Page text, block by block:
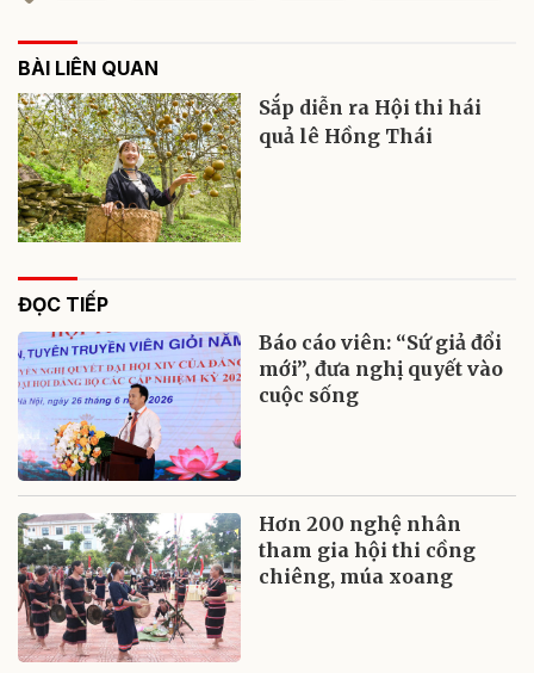
BÀI LIÊN QUAN
Sắp diễn ra Hội thi hái
quả lê Hồng Thái
ĐỌC TIẾP
Báo cáo viên: “Sứ giả đổi
mới”, đưa nghị quyết vào
cuộc sống
Hơn 200 nghệ nhân
tham gia hội thi cồng
chiêng, múa xoang